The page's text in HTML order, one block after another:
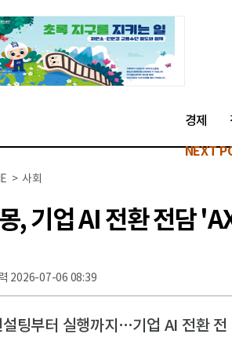
경제
NEXT
> 사회
, 기업 AI 전환 전담
2026-07-06 08:39
설팅부터 실행까지…기업 AI 전환 전